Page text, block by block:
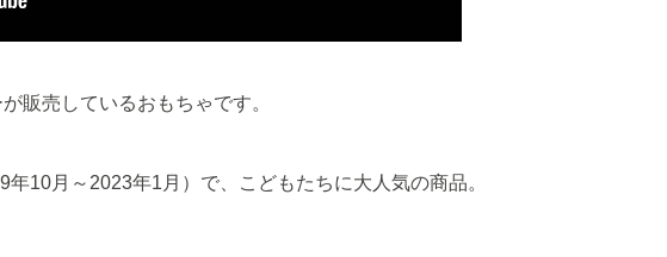
販売しているおもちゃです。
年10月～2023年1月）で、こどもたちに大人気の商品。